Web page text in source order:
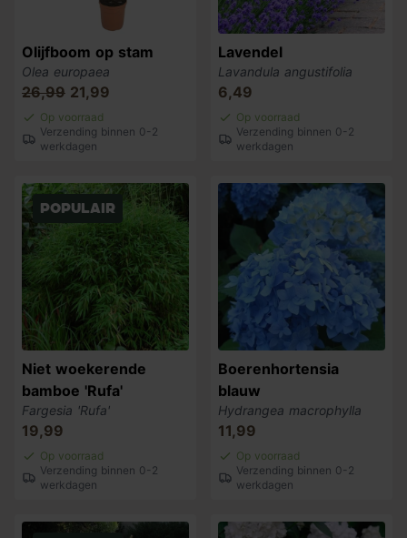
Olijfboom op stam
Olea europaea
26,99 21,99
Op voorraad
Verzending binnen 0-2
werkdagen
Lavendel
Lavandula angustifolia
6,49
Op voorraad
Verzending binnen 0-2
werkdagen
populair
Niet woekerende
bamboe 'Rufa'
Fargesia 'Rufa'
19,99
Op voorraad
Verzending binnen 0-2
werkdagen
Boerenhortensia
blauw
Hydrangea macrophylla
11,99
Op voorraad
Verzending binnen 0-2
werkdagen